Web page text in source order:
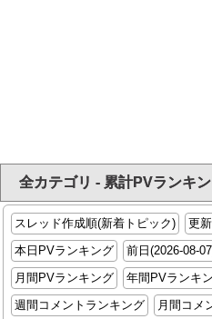
全カテゴリ - 累計PVランキ
スレッド作成順(新着トピック)
更
本日PVランキング
前日(2026-08-
月間PVランキング
年間PVランキ
週間コメントランキング
月間コメ